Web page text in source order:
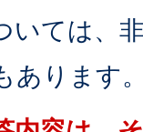
いては、
あります